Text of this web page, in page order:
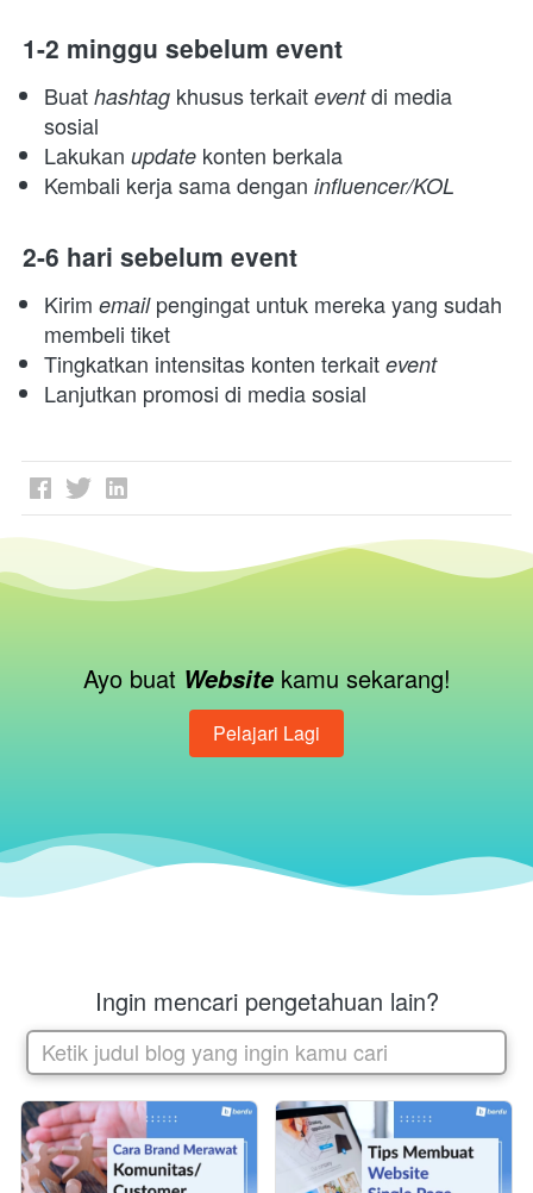
1-2 minggu sebelum event
Buat hashtag khusus terkait event di media
sosial
Lakukan update konten berkala
Kembali kerja sama dengan influencer/KOL
2-6 hari sebelum event
Kirim email pengingat untuk mereka yang sudah
membeli tiket
Tingkatkan intensitas konten terkait event
Lanjutkan promosi di media sosial
Ayo buat Website kamu sekarang!
`Pelajari Lagi
Ingin mencari pengetahuan lain?
Ketik judul blog yang ingin kamu cari